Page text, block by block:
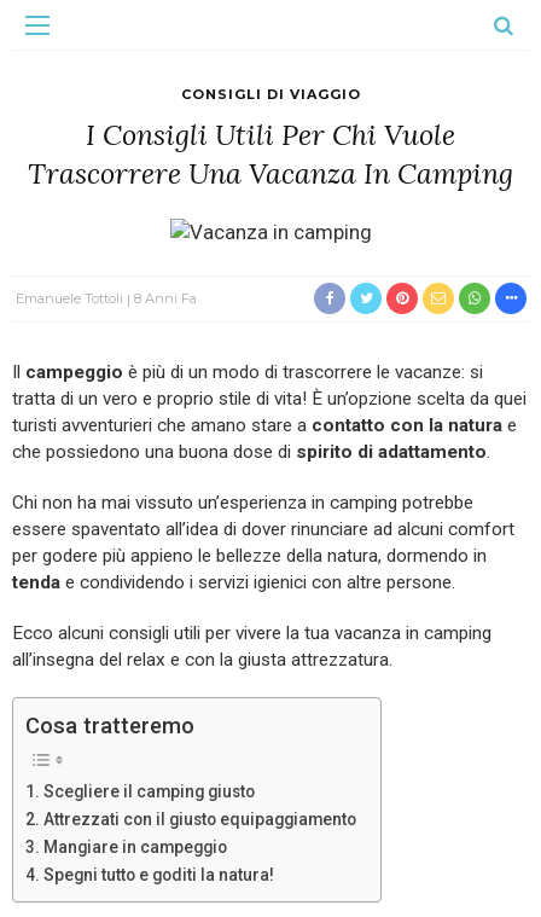
CONSIGLI DI VIAGGIO
I Consigli Utili Per Chi Vuole
Trascorrere Una Vacanza In Camping
Emanuele Tottoli 8 Anni Fa
Il campeggio è più di un modo di trascorrere le vacanze: si
tratta di un vero e proprio stile di vita! È un’opzione scelta da quei
turisti avventurieri che amano stare a contatto con la natura e
che possiedono una buona dose di spirito di adattamento.
Chi non ha mai vissuto un’esperienza in camping potrebbe
essere spaventato all’idea di dover rinunciare ad alcuni comfort
per godere più appieno le bellezze della natura, dormendo in
tenda e condividendo i servizi igienici con altre persone.
Ecco alcuni consigli utili per vivere la tua vacanza in camping
all’insegna del relax e con la giusta attrezzatura.
Cosa tratteremo
Scegliere il camping giusto
Attrezzati con il giusto equipaggiamento
Mangiare in campeggio
Spegni tutto e goditi la natura!